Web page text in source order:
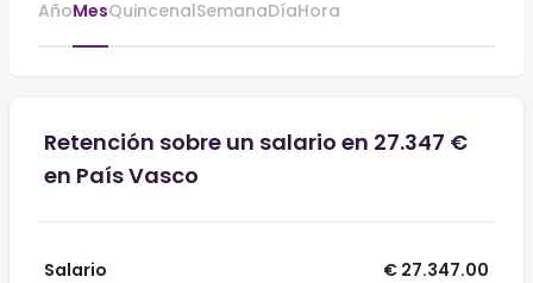
AñoMesQuincenalSemanaDíaHora
Retención sobre un salario en 27.347 €
en País Vasco
Salario
€ 27.347.00